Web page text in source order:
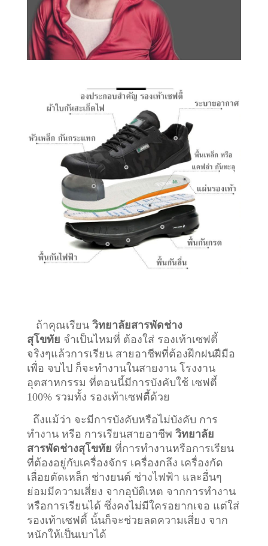
ถ้าคุณเรียน วิทยาลัยสารพัดช่าง
สุโขทัย จำเป็นไหมที่ ต้องใส่ รองเท้าเซฟตี้
จริงๆแล้วการเรียน สายอาชีพที่ต้องฝึกฝนฝีมือ
เพื่อ จบไป ก็จะทำงานในสายงาน โรงงาน
อุตสาหกรรม ที่ตอนนี้มีการบังคับใช้ เซฟตี้
100% รวมทั้ง รองเท้าเซฟตี้ด้วย
ถึงแม้ว่า จะมีการบังคับหรือไม่บังคับ การ
ทำงาน หรือ การเรียนสายอาชีพ วิทยาลัย
สารพัดช่างสุโขทัย ที่การทำงานหรือการเรียน
ที่ต้องอยู่กับเครื่องจักร เครื่องกลึง เครื่องกัด
เลื่อยตัดเหล็ก ช่างยนต์ ช่างไฟฟ้า และอื่นๆ
ย่อมมีความเสี่ยง จากอุบัติเหต จากการทำงาน
หรือการเรียนได้ ซึ่งคงไม่มีใครอยากเจอ แต่ใส่
รองเท้าเซฟตี้ นั้นก็จะช่วยลดความเสี่ยง จาก
หนักให้เป็นเบาได้